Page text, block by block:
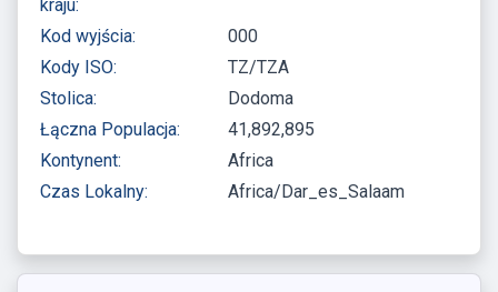
kraju:
Kod wyjścia:
000
Kody ISO:
TZ/TZA
Stolica:
Dodoma
Łączna Populacja:
41,892,895
Kontynent:
Africa
Czas Lokalny:
Africa/Dar_es_Salaam